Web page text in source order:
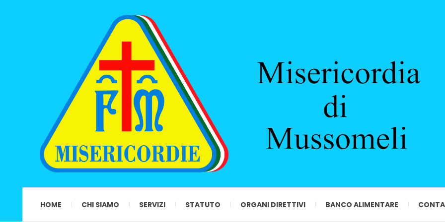
HOME CHI SIAMO SERVIZI STATUTO ORGANI DIRETTIVI BANCO ALIMENTARE